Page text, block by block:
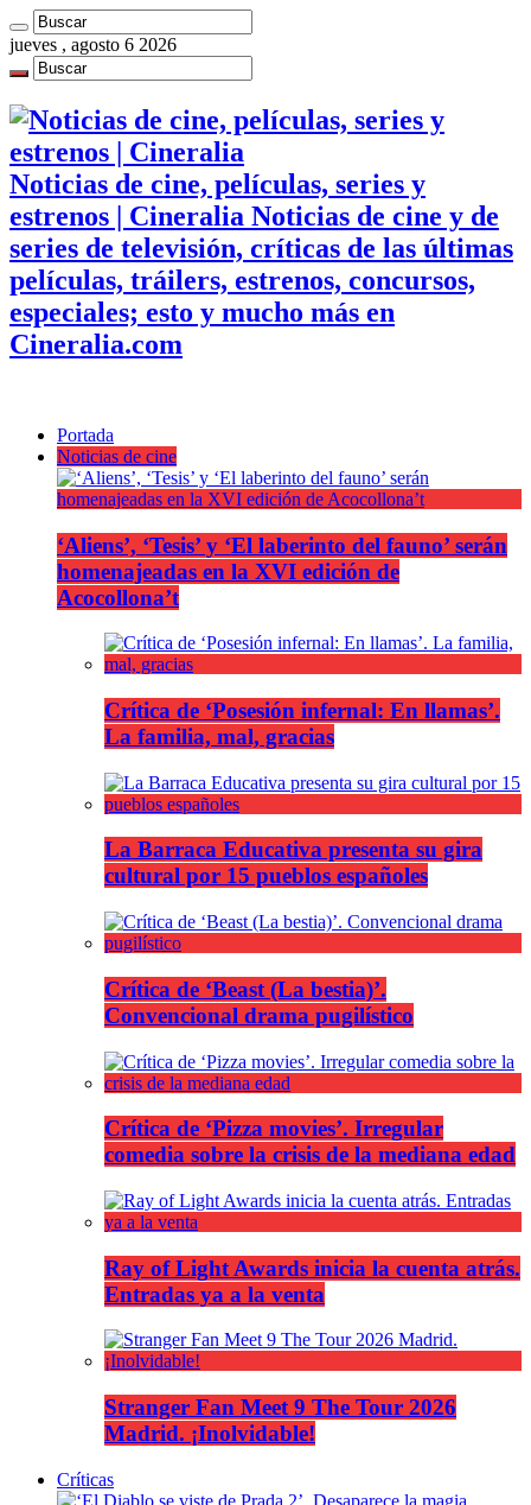
jueves , agosto 6 2026
Noticias de cine, películas, series y
estrenos | Cineralia Noticias de cine y de
series de televisión, críticas de las últimas
películas, tráilers, estrenos, concursos,
especiales; esto y mucho más en
Cineralia.com
Portada
Noticias de cine
‘Aliens’, ‘Tesis’ y ‘El laberinto del fauno’ serán
homenajeadas en la XVI edición de
Acocollona’t
Crítica de ‘Posesión infernal: En llamas’.
La familia, mal, gracias
La Barraca Educativa presenta su gira
cultural por 15 pueblos españoles
Crítica de ‘Beast (La bestia)’.
Convencional drama pugilístico
Crítica de ‘Pizza movies’. Irregular
comedia sobre la crisis de la mediana edad
Ray of Light Awards inicia la cuenta atrás.
Entradas ya a la venta
Stranger Fan Meet 9 The Tour 2026
Madrid. ¡Inolvidable!
Críticas